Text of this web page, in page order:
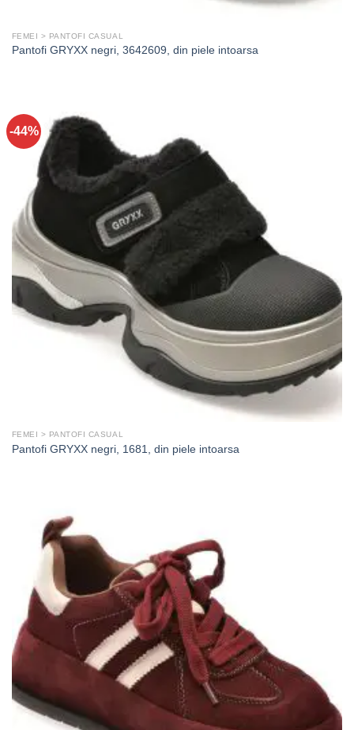
FEMEI > PANTOFI CASUAL
Pantofi GRYXX negri, 3642609, din piele intoarsa
-44%
FEMEI > PANTOFI CASUAL
Pantofi GRYXX negri, 1681, din piele intoarsa